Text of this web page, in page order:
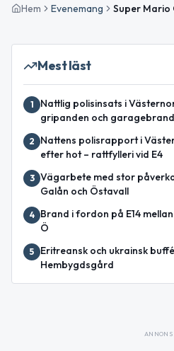
Hem Evenemang
Mest läst
1
Nattlig polisinsats i
gripanden och garagebrand
2
Nattens polisrapport i
efter hot – rattfylleri vid E4
3 Vägarbete med stor
Galån och Östavall
4
Brand i fordon på E14
Ö
5
Eritreansk och ukrainsk
Hembygdsgård
ANNONS